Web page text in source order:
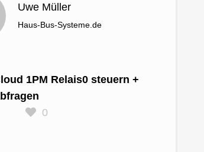
Uwe Müller
Haus-Bus-Systeme.de
1PM Relais0 steuern +
0